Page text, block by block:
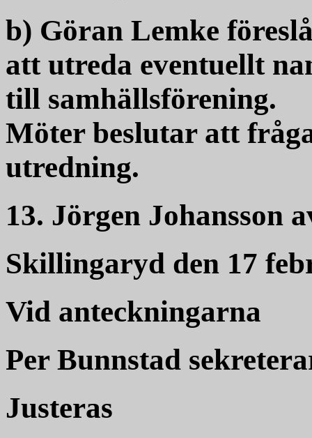
b) Göran Lemke
att utreda eventuellt
till samhällsförening.
Möter beslutar att
utredning.
13. Jörgen Johansson
Skillingaryd den 17
Vid anteckningarna
Per Bunnstad
Justeras